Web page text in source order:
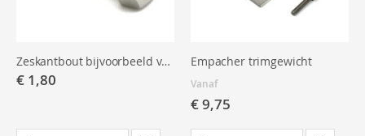
Zeskantbout bijvoorbeeld voor deellas M8x70
€ 1,80
Empacher trimgewicht
Vanaf
€ 9,75